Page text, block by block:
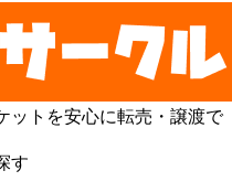
ットを安心に転売・譲渡で
す